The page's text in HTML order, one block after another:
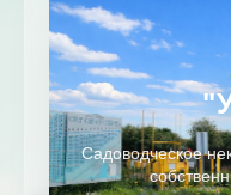
Садоводческое